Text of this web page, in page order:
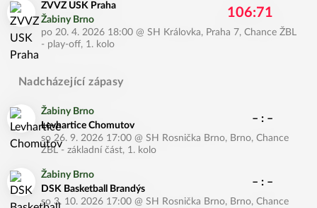
ZVVZ USK Praha
Žabiny Brno
106:71
po 20. 4. 2026 18:00 @ SH Královka, Praha 7, Chance ŽBL
- play-off, 1. kolo
Nadcházející zápasy
Žabiny Brno
Levhartice Chomutov
– : –
so 26. 9. 2026 17:00 @ SH Rosnička Brno, Brno, Chance
ŽBL - základní část, 1. kolo
Žabiny Brno
DSK Basketball Brandýs
– : –
so 3. 10. 2026 17:00 @ SH Rosnička Brno, Brno, Chance